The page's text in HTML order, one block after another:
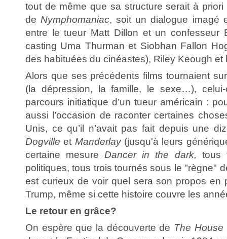
tout de même que sa structure serait à
deNymphomaniac, soit un dialogue imagé
entre le tueur Matt Dillon et un confesseur
casting Uma Thurman et Siobhan Fallon
des habituées du cinéastes), Riley Keough et
Alors que ses précédents films tournaient
(la dépression, la famille, le sexe…),
parcours initiatique d’un tueur américain :
aussi l’occasion de raconter certaines
Unis, ce qu’il n’avait pas fait depuis une
Dogville et Manderlay(jusqu'à leurs
certaine mesureDancer in the dark, tous
politiques, tous trois tournés sous le "règne"
est curieux de voir quel sera son propos en
Trump, même si cette histoire couvre les
Le retour en grâce?
On espère que la découverte de The House